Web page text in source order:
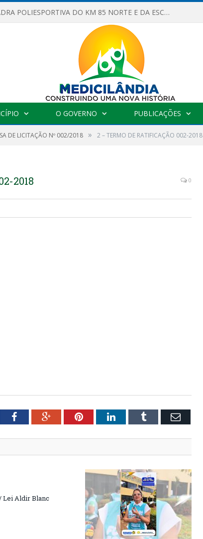
OBRAS DA QUADRA POLIESPORTIVA DO KM 85 NORTE E DA ESCOLA GASPAR VIANA AVANÇAM
O GOVERNO PUBLICAÇÕES
DE LICITAÇÃO Nº 002/2018 » 2 – TERMO DE RATIFICAÇÃO 002-2018
2018 0
FacebookGoogle+PinterestLinkedInTumblr Email
Lei Aldir Blanc